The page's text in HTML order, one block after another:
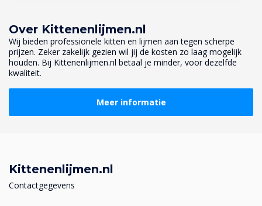
Over Kittenenlijmen.nl
Wij bieden professionele kitten en lijmen aan tegen scherpe
prijzen. Zeker zakelijk gezien wil jij de kosten zo laag mogelijk
houden. Bij Kittenenlijmen.nl betaal je minder, voor dezelfde
kwaliteit.
Meer informatie
Kittenenlijmen.nl
Contactgegevens